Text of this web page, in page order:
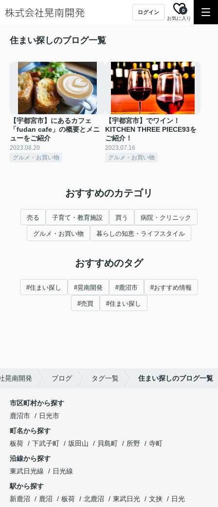
ログイン
お気に入り
0
住まい探しのブログ一覧
【宇都宮市】にあるカフェ
「fudan cafe」の概要とメニ
ューをご紹介
2023.08.20
グルメ・お買い物
【宇都宮市】でワイン！
KITCHEN THREE PIECE93を
ご紹介！
2023.07.16
グルメ・お買い物
おすすめのカテゴリ
売る 子育て・教育施設 買う 病院・クリニック
グルメ・お買い物 暮らしの知恵・ライフスタイル
おすすめのタグ
#住まい探し #晃南開発 #鹿沼市 #おすすめ情報
#売買 #住まい探し
晃南開発 ブログ タグ一覧 住まい探しのブログ一覧
市区町村から探す
鹿沼市
日光市
町名から探す
板荷
下武子町 坂田山 貝島町 所野
寺町
沿線から探す
東武日光線
日光線
駅から探す
新鹿沼
鹿沼 板荷 北鹿沼 東武日光 文挟 日光